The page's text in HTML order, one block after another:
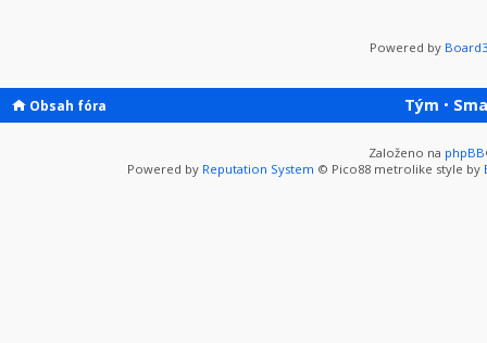
Powered by
Obsah fóra Tým •
Založeno na phpBB
Powered by Reputation System © Pico88 metrolike style by